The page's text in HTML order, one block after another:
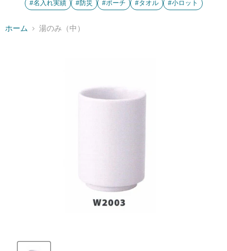
#名入れ実績
#防災 #ポーチ #タオル #小ロット
ホーム 湯のみ（中）